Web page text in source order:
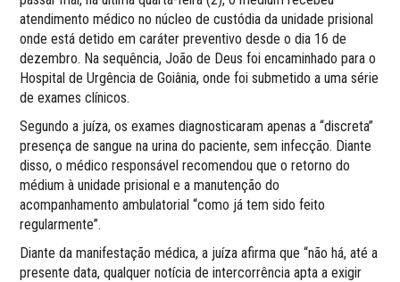
atendimento médico no núcleo de custódia da unidade prisional
onde está detido em caráter preventivo desde o dia 16 de
dezembro. Na sequência, João de Deus foi encaminhado para o
Hospital de Urgência de Goiânia, onde foi submetido a uma série
de exames clínicos.
Segundo a juíza, os exames diagnosticaram apenas a “discreta”
presença de sangue na urina do paciente, sem infecção. Diante
disso, o médico responsável recomendou que o retorno do
médium à unidade prisional e a manutenção do
acompanhamento ambulatorial “como já tem sido feito
regularmente”.
Diante da manifestação médica, a juíza afirma que “não há, até a
presente data, qualquer notícia de intercorrência apta a exigir